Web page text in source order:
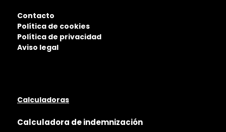
Contacto
Política de cookies
Política de privacidad
Aviso legal
Calculadoras
Calculadora de indemnización